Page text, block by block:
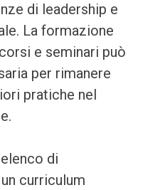
di leadership e
La formazione
e seminari può
per rimanere
pratiche nel
di
curriculum